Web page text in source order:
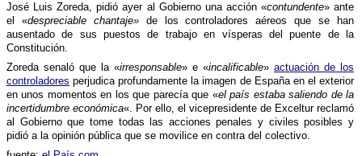
José Luis Zoreda, pidió ayer al Gobierno una acción «contundente» ante
el «despreciable chantaje»de los controladores aéreos que se han
ausentado de sus puestos de trabajo en ví­speras del puente de la
Constitución.
Zoreda senaló que la «irresponsable» e «incalificable» actuación de los
controladores perjudica profundamente la imagen de España en el exterior
en unos momentos en los que parecí­a que «el paí­s estaba saliendo de la
incertidumbre económica«. Por ello, el vicepresidente de Exceltur reclamó
al Gobierno que tome todas las acciones penales y civiles posibles y
pidió a la opinión pública que se movilice en contra del colectivo.